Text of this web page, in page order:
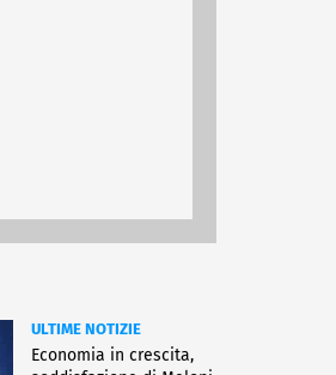
ULTIME NOTIZIE
Economia in crescita,